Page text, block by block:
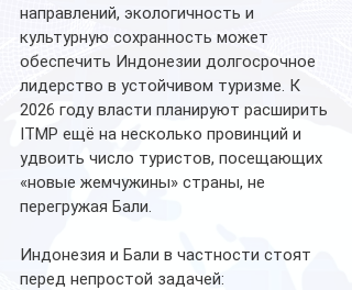
направлений, экологичность и
культурную сохранность может
обеспечить Индонезии долгосрочное
лидерство в устойчивом туризме. К
2026 году власти планируют расширить
ITMP ещё на несколько провинций и
удвоить число туристов, посещающих
«новые жемчужины» страны, не
перегружая Бали.
Индонезия и Бали в частности стоят
перед непростой задачей: